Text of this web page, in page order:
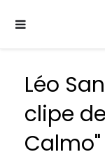
Léo
clipe
Calmo"